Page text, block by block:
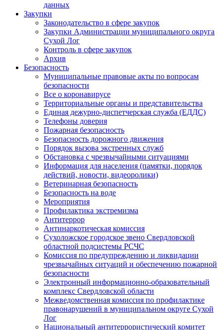
данных
Закупки
Законодательство в сфере закупок
Закупки Администрации муниципального округа
Сухой Лог
Контроль в сфере закупок
Архив
Безопасность
Муниципальные правовые акты по вопросам
безопасности
Все о коронавирусе
Территориальные органы и представительства
Единая дежурно-диспетчерская служба (ЕДДС)
Телефоны доверия
Пожарная безопасность
Безопасность дорожного движения
Порядок вызова экстренных служб
Обстановка с чрезвычайными ситуациями
Информация для населения (памятки, порядок
действий, новости, видеоролики)
Ветеринарная безопасность
Безопасность на воде
Мероприятия
Профилактика экстремизма
Антитеррор
Антинаркотическая комиссия
Сухоложское городское звено Свердловской
областной подсистемы РСЧС
Комиссия по предупреждению и ликвидации
чрезвычайных ситуаций и обеспечению пожарной
безопасности
Электронный информационно-образовательный
комплекс Cвердловской области
Межведомственная комиссия по профилактике
правонарушений в муниципальном округе Сухой
Лог
Национальный антитеррористический комитет